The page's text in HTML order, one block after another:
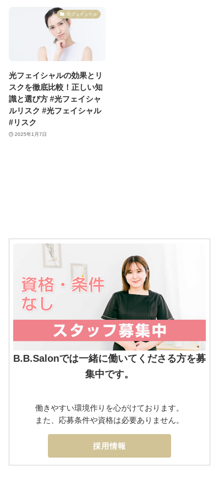
光フェイシャル
光フェイシャルの効果とリ
スクを徹底比較！正しい知
識と選び方 #光フェイシャ
ルリスク #光フェイシャル
#リスク
2025年1月7日
B.B.Salonでは一緒に働いてくださる方を募
集中です。
働きやすい環境作りを心がけております。
また、応募条件や資格は必要ありません。
採用情報